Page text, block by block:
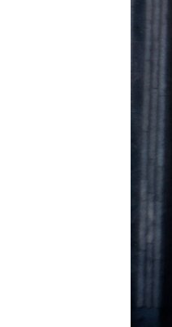
УКРАИНСКАЯ ПРОБЛЕМА